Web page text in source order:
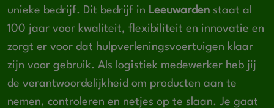
unieke bedrijf. Dit bedrijf in Leeuwarden staat al
100 jaar voor kwaliteit, flexibiliteit en innovatie en
zorgt er voor dat hulpverleningsvoertuigen klaar
zijn voor gebruik. Als logistiek medewerker heb jij
de verantwoordelijkheid om producten aan te
nemen, controleren en netjes op te slaan. Je gaat